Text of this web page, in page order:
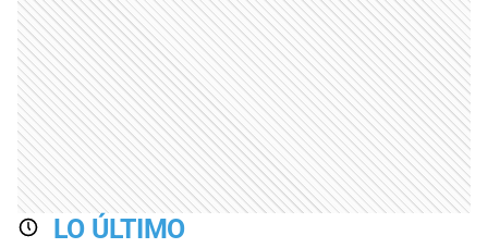
LO ÚLTIMO